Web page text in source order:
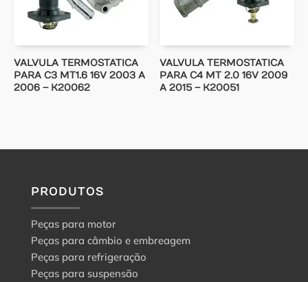
VALVULA TERMOSTATICA
PARA C3 MT1.6 16V 2003 A
2006 – K20062
VALVULA TERMOSTATICA
PARA C4 MT 2.0 16V 2009
A 2015 – K20051
PRODUTOS
Peças para motor
Peças para câmbio e embreagem
Peças para refrigeração
Peças para suspensão